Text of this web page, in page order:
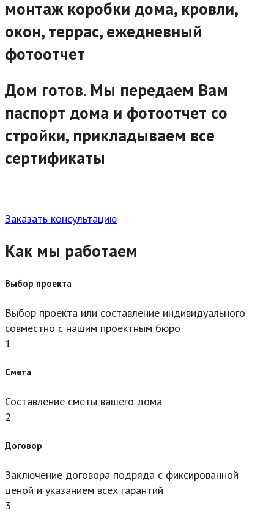
монтаж коробки дома, кровли,
окон, террас, ежедневный
фотоотчет
Дом готов. Мы передаем Вам
паспорт дома и фотоотчет со
стройки, прикладываем все
сертификаты
Заказать консультацию
Как мы работаем
Выбор проекта
Выбор проекта или составление индивидуального
совместно с нашим проектным бюро
1
Смета
Составление сметы вашего дома
2
Договор
Заключение договора подряда с фиксированной
ценой и указанием всех гарантий
3